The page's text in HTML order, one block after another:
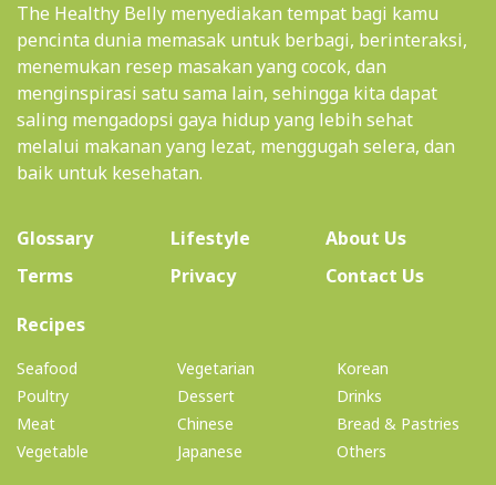
The Healthy Belly menyediakan tempat bagi kamu
pencinta dunia memasak untuk berbagi, berinteraksi,
menemukan resep masakan yang cocok, dan
menginspirasi satu sama lain, sehingga kita dapat
saling mengadopsi gaya hidup yang lebih sehat
melalui makanan yang lezat, menggugah selera, dan
baik untuk kesehatan.
Glossary Lifestyle About Us(current)
Terms
Privacy
Contact Us
Recipes(current)
Seafood
Poultry
Meat
Vegetable
Vegetarian
Dessert
Chinese
Japanese
Korean
Drinks
Bread & Pastries
Others